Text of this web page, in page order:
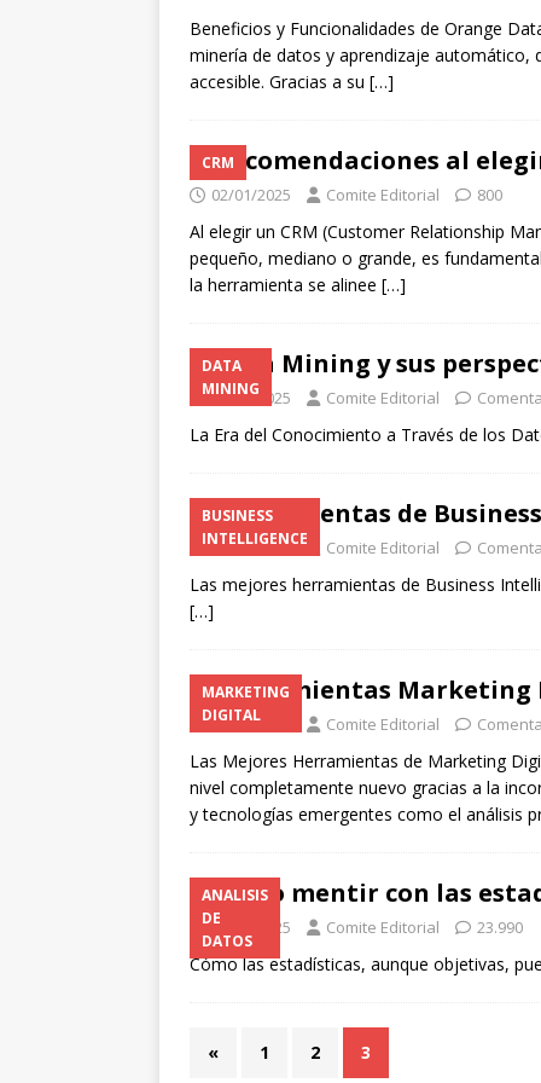
Beneficios y Funcionalidades de Orange
minería de datos y aprendizaje automático,
accesible. Gracias a su […]
CRM
Recomendaciones al
02/01/2025 Comite Editorial 800
Al elegir un CRM (Customer Relationship
pequeño, mediano o grande, es
la herramienta se alinee […]
DATA
MINING
Data Mining y sus
02/01/2025 Comite Editorial
La Era del Conocimiento a Través de los
BUSINESS
INTELLIGENCE
Herramientas de
02/01/2025 Comite Editorial
Las mejores herramientas de Business
[…]
MARKETING
DIGITAL
Herramientas Marketing
02/01/2025 Comite Editorial
Las Mejores Herramientas de Marketing
nivel completamente nuevo gracias a la
y tecnologías emergentes como el análisis
ANALISIS
DE
DATOS
Como mentir con las
02/01/2025 Comite Editorial 23.990
Cómo las estadísticas, aunque objetivas,
« 1 2 3